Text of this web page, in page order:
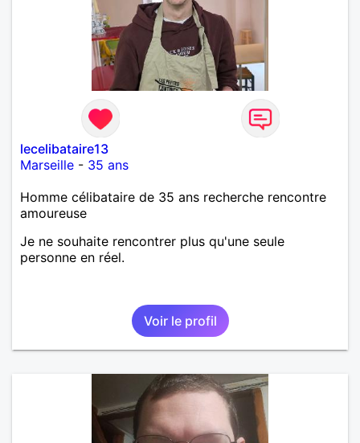
lecelibataire13
Marseille - 35 ans
Homme célibataire de 35 ans recherche rencontre
amoureuse
Je ne souhaite rencontrer plus qu'une seule
personne en réel.
Voir le profil